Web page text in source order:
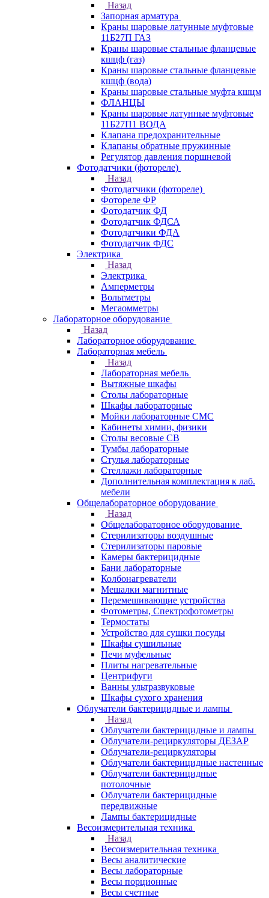
Назад
Запорная арматура
Краны шаровые латунные муфтовые
11Б27П ГАЗ
Краны шаровые стальные фланцевые
кшцф (газ)
Краны шаровые стальные фланцевые
кшцф (вода)
Краны шаровые стальные муфта кшцм
ФЛАНЦЫ
Краны шаровые латунные муфтовые
11Б27П1 ВОДА
Клапана предохранительные
Клапаны обратные пружинные
Регулятор давления поршневой
Фотодатчики (фотореле)
Назад
Фотодатчики (фотореле)
Фотореле ФР
Фотодатчик ФД
Фотодатчик ФДСА
Фотодатчики ФДА
Фотодатчик ФДС
Электрика
Назад
Электрика
Амперметры
Вольтметры
Мегаомметры
Лабораторное оборудование
Назад
Лабораторное оборудование
Лабораторная мебель
Назад
Лабораторная мебель
Вытяжные шкафы
Столы лабораторные
Шкафы лабораторные
Мойки лабораторные СМС
Кабинеты химии, физики
Столы весовые СВ
Тумбы лабораторные
Стулья лабораторные
Стеллажи лабораторные
Дополнительная комплектация к лаб.
мебели
Общелабораторное оборудование
Назад
Общелабораторное оборудование
Стерилизаторы воздушные
Стерилизаторы паровые
Камеры бактерицидные
Бани лабораторные
Колбонагреватели
Мешалки магнитные
Перемешивающие устройства
Фотометры, Спектрофотометры
Термостаты
Устройство для сушки посуды
Шкафы сушильные
Печи муфельные
Плиты нагревательные
Центрифуги
Ванны ультразвуковые
Шкафы сухого хранения
Облучатели бактерицидные и лампы
Назад
Облучатели бактерицидные и лампы
Облучатели-рециркуляторы ДЕЗАР
Облучатели-рециркуляторы
Облучатели бактерицидные настенные
Облучатели бактерицидные
потолочные
Облучатели бактерицидные
передвижные
Лампы бактерицидные
Весоизмерительная техника
Назад
Весоизмерительная техника
Весы аналитические
Весы лабораторные
Весы порционные
Весы счетные